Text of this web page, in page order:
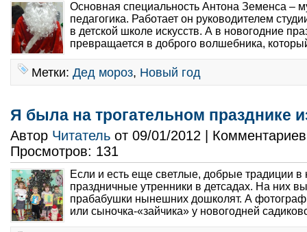
Основная специальность Антона Земенса –
педагогика. Работает он руководителем
в детской школе искусств. А в новогодние
превращается в доброго волшебника,
Метки: Дед мороз, Новый год
Я была на трогательном празднике
Автор Читатель от 09/01/2012 |
Просмотров: 131
Если и есть еще светлые, добрые традиции в
праздничные утренники в детсадах. На них
прабабушки нынешних дошколят. А
или сыночка-«зайчика» у новогодней